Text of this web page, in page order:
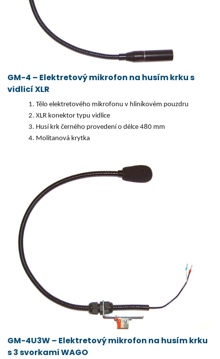
GM-4 – Elektretový mikrofon na husím krku s
vidlicí XLR
Tělo elektretového mikrofonu v hliníkovém pouzdru
XLR konektor typu vidlice
Husí krk černého provedení o délce 480 mm
Molitanová krytka
GM-4U3W – Elektretový mikrofon na husím krku
s 3 svorkami WAGO